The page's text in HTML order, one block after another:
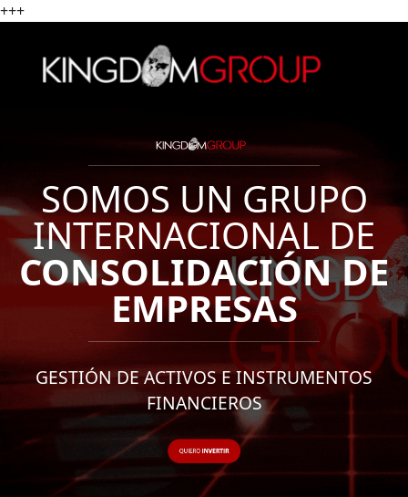
+++
SOMOS UN GRUPO
INTERNACIONAL DE
CONSOLIDACIÓN DE
EMPRESAS
GESTIÓN DE ACTIVOS E INSTRUMENTOS
FINANCIEROS